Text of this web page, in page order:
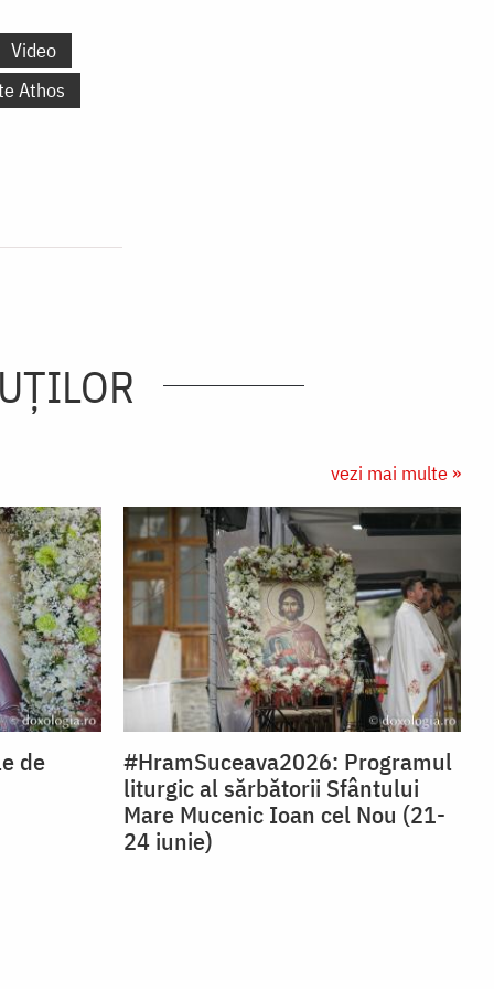
Video
Athos
vezi mai multe »
de
#HramSuceava2026: Programul
liturgic al sărbătorii Sfântului
Mare Mucenic Ioan cel Nou (21-
24 iunie)